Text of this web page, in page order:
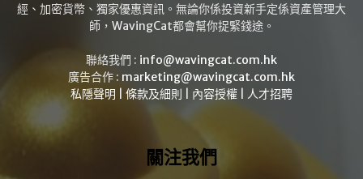
經、加密貨幣、獨家優惠資訊。無論你係投資新手定係資產管理大
師，WavingCat都會幫你捉緊錢途。
聯絡我們 : info@wavingcat.com.hk
廣告合作 : marketing@wavingcat.com.hk
私隱聲明
條款及細則 內容授權 人才招聘
關注我們